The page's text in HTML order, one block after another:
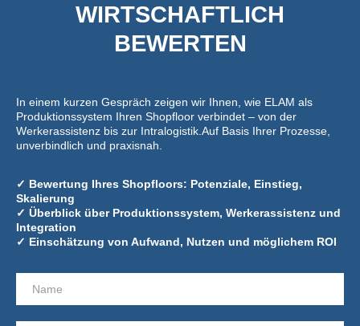
WIRTSCHAFTLICH
BEWERTEN
In einem kurzen Gespräch zeigen wir Ihnen, wie ELAM als
Produktionssystem Ihren Shopfloor verbindet – von der
Werkerassistenz bis zur Intralogistik.Auf Basis Ihrer Prozesse,
unverbindlich und praxisnah.
✓ Bewertung Ihres Shopfloors: Potenziale, Einstieg,
Skalierung
✓ Überblick über Produktionssystem, Werkerassistenz und
Integration
✓ Einschätzung von Aufwand, Nutzen und möglichem ROI